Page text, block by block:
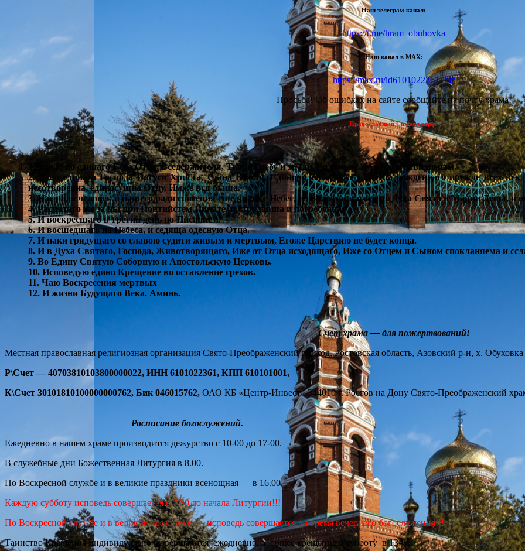
Наш телеграм канал:
https://t.me/hram_obuhovka
Наш канал в МАХ:
https://max.ru/id6101022361_biz
Просьба! Об ошибках на сайте сообщайте на почту храма!
Православный Символ веры
1.Верую во единаго Бога Отца, Вседержителя, Творца небу и земли, видимым же всем и невидимым.
2. И во единаго Господа Иисуса Христа, Сына Божия, Единороднаго, Иже от Отца рожденнаго прежде всех
несотворенна, единосущна Отцу, Имже вся быша.
3. Нас ради человек и нашего ради спасения сшедшаго с Небес, и воплотившагося от Духа Свята и Марии Девы, и
4. Распятаго же за ны при Понтийстем Пилате, и страдавша и погребенна.
5. И воскресшаго в третий день по Писанием.
6. И восшедшаго на Небеса, и седяща одесную Отца.
7. И паки грядущаго со славою судити живым и мертвым, Егоже Царствию не будет конца.
8. И в Духа Святаго, Господа, Животворящаго, Иже от Отца исходящаго, Иже со Отцем и Сыном спокланяема и
9. Во Едину Святую Соборную и Апостольскую Церковь.
10. Исповедую едино Крещение во оставление грехов.
11. Чаю Воскресения мертвых
12. И жизни Будущаго Века. Аминь.
Счет храма — для пожертвований!
Местная православная религиозная организация Свято-Преображенский приход, Ростовская область, Азовский р-н, х.
Р\Счет — 40703810103800000022, ИНН 6101022361, КПП 610101001,
К\Счет 30101810100000000762, Бик 046015762, ОАО КБ «Центр-Инвест» 344010 г. Ростов на Дону Свято-Преображенский
Расписание богослужений.
Ежедневно в нашем храме производится дежурство с 10-00 до 17-00.
В служебные дни Божественная Литургия в 8.00.
По Воскресной службе и в великие праздники всенощная — в 16.00.
Каждую субботу исповедь совершается в 7.30 до начала Литургии!!!
По Воскресной службе и в великие праздники — исповедь совершается во время вечернего богослужения!!!
Таинство Крещения индивидуально совершаются ежедневно, а общее крещение в субботу в 13-00.